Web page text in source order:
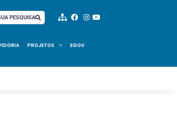
PESQUISA
PROJETOS EGOV